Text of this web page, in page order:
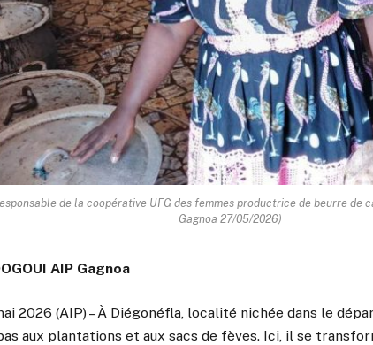
de la coopérative UFG des femmes productrice de beurre de
Gagnoa 27/05/2026)
AIP Gagnoa
2026 (AIP) – À Diégonéfla, localité nichée dans le
aux plantations et aux sacs de fèves. Ici, il se